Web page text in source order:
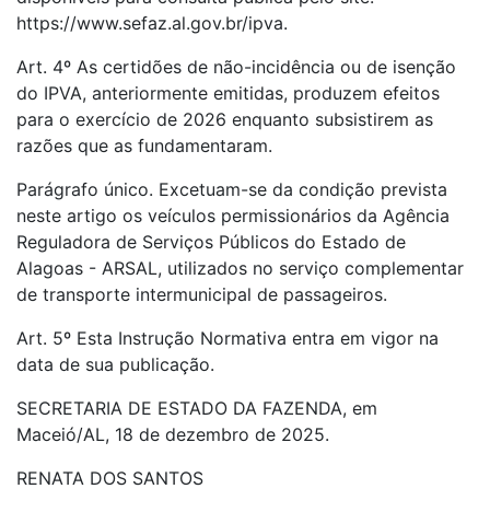
https://www.sefaz.al.gov.br/ipva.
Art. 4º As certidões de não-incidência ou de isenção
do IPVA, anteriormente emitidas, produzem efeitos
para o exercício de 2026 enquanto subsistirem as
razões que as fundamentaram.
Parágrafo único. Excetuam-se da condição prevista
neste artigo os veículos permissionários da Agência
Reguladora de Serviços Públicos do Estado de
Alagoas - ARSAL, utilizados no serviço complementar
de transporte intermunicipal de passageiros.
Art. 5º Esta Instrução Normativa entra em vigor na
data de sua publicação.
SECRETARIA DE ESTADO DA FAZENDA, em
Maceió/AL, 18 de dezembro de 2025.
RENATA DOS SANTOS